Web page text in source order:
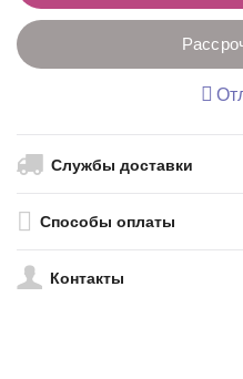
Службы доставки
Способы оплаты
Контакты